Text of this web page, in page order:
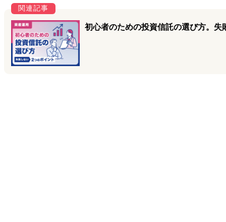
初心者のための投資信託の選び方。失